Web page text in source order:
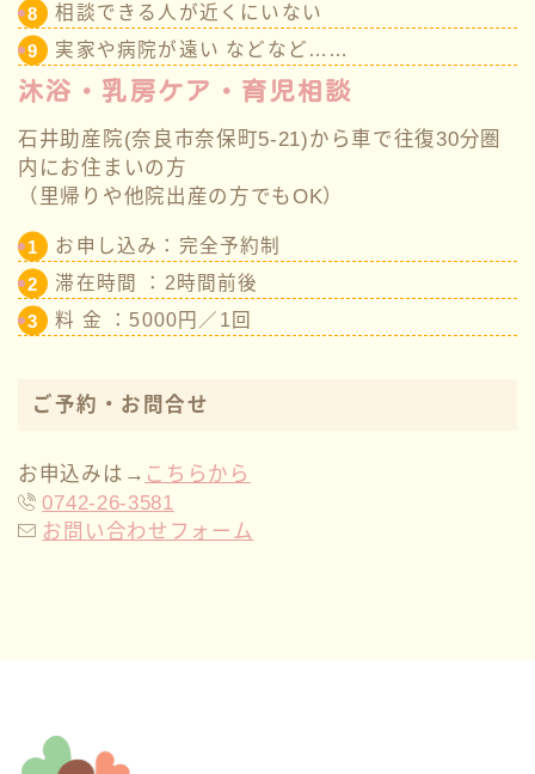
相談できる人が近くにいない
実家や病院が遠い などなど……
沐浴・乳房ケア・育児相談
⽯井助産院(奈良市奈保町5-21)から⾞で往復30分圏
内にお住まいの⽅
（⾥帰りや他院出産の⽅でもOK）
お申し込み：完全予約制
滞在時間 ：2時間前後
料 ⾦ ：5000円／1回
ご予約・お問合せ
お申込みは→ こちらから
0742-26-3581
お問い合わせフォーム